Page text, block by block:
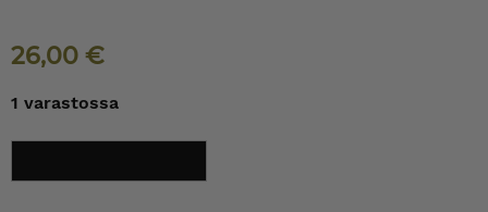
26,00 €
1 varastossa
maljakko